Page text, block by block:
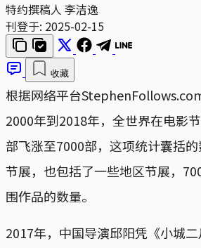
特约撰稿人 李洁逸
刊登于: 2025-02-15
收藏
根据网络平台
2000年到2018年，全世界在电影
部飞涨至7000部，这项统计囊括
节展，也包括了一些地区节展，
围作品的数量。
2017年，中国导演邱阳凭《小城